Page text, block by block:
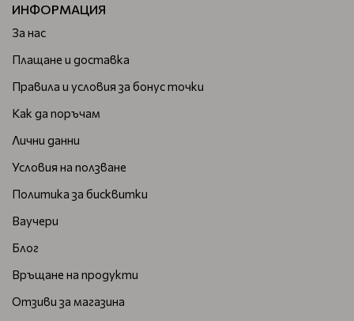
ИНФОРМАЦИЯ
За нас
Плащане и доставка
Правила и условия за бонус точки
Как да поръчам
Лични данни
Условия на ползване
Политика за бисквитки
Ваучери
Блог
Връщане на продукти
Отзиви за магазина